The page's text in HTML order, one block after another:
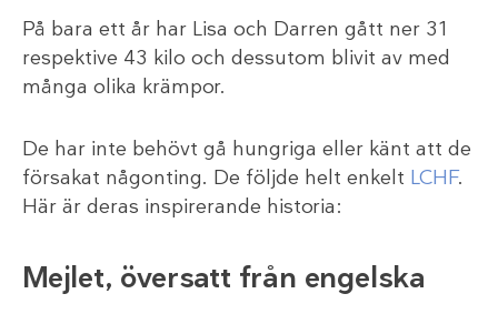
På bara ett år har Lisa och Darren gått ner 31
respektive 43 kilo och dessutom blivit av med
många olika krämpor.
De har inte behövt gå hungriga eller känt att de
försakat någonting. De följde helt enkelt LCHF.
Här är deras inspirerande historia:
Mejlet, översatt från engelska